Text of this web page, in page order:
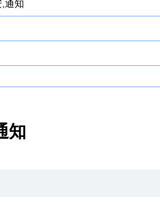
通知
知